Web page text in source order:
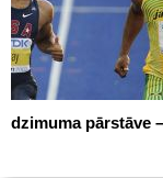
dzimuma pārstāve